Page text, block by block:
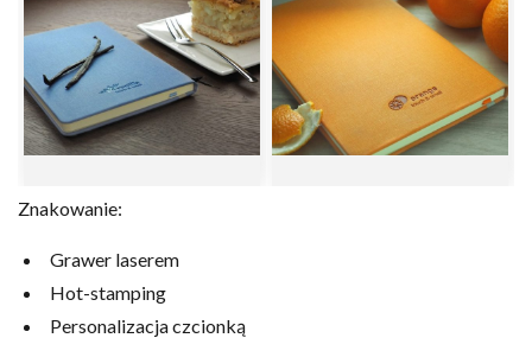
Znakowanie:
Grawer laserem
Hot-stamping
Personalizacja czcionką